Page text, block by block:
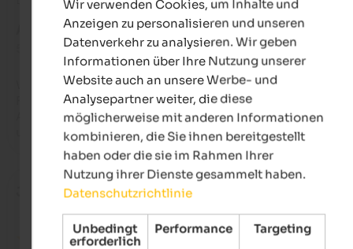
AUSGEZEICHNET
5 von 5 Sternen
Wir waren Ende April für eine Woche bei Fam. Piazzi.
Ferienwohnung, Ruhe, freundliche u. zuvorkommende
Ankommen, wohlfühlen und erholen. Danke fũr diese
und echte 5 Sterne aus der Schweiz
- März 2024
GERMAN
Wir verwenden Cookies, um Inhalte und
Anzeigen zu personalisieren und unseren
Datenverkehr zu analysieren. Wir geben
Informationen über Ihre Nutzung unserer
Website auch an unsere Werbe- und
Analysepartner weiter, die diese
möglicherweise mit anderen Informationen
kombinieren, die Sie ihnen bereitgestellt
haben oder die sie im Rahmen Ihrer
Nutzung ihrer Dienste gesammelt haben.
Datenschutzrichtlinie
Unbedingt
erforderlich
Performance Targeting